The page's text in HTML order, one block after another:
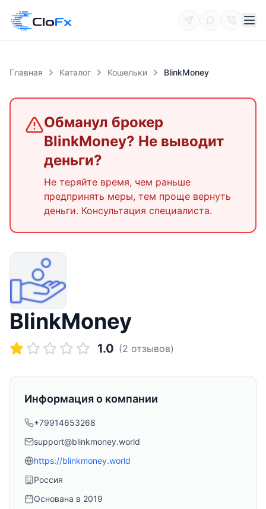
Главная Каталог Кошельки BlinkMoney
Обманул брокер
BlinkMoney? Не выводит
деньги?
Не теряйте время, чем раньше
предпринять меры, тем проще вернуть
деньги. Консультация специалиста.
BlinkMoney
1.0 (2 отзывов)
Информация о компании
+79914653268
support@blinkmoney.world
https://blinkmoney.world
Россия
Основана в 2019